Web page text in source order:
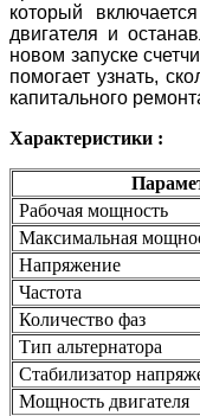
который
двигателя и
новом запуске
помогает узнать,
капитального
Характеристики :
Рабочая мощность
Максимальная
Напряжение
Частота
Количество фаз
Тип альтернатора
Стабилизатор
Мощность двигателя